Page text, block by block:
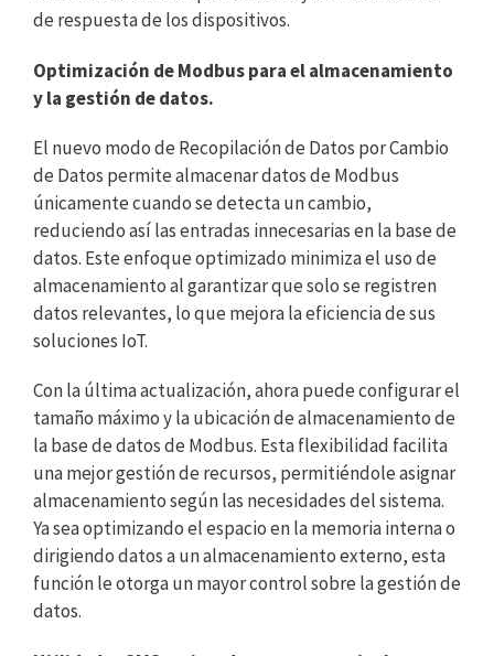
de respuesta de los dispositivos.
Optimización de Modbus para el almacenamiento
y la gestión de datos.
El nuevo modo de Recopilación de Datos por Cambio
de Datos permite almacenar datos de Modbus
únicamente cuando se detecta un cambio,
reduciendo así las entradas innecesarias en la base de
datos. Este enfoque optimizado minimiza el uso de
almacenamiento al garantizar que solo se registren
datos relevantes, lo que mejora la eficiencia de sus
soluciones IoT.
Con la última actualización, ahora puede configurar el
tamaño máximo y la ubicación de almacenamiento de
la base de datos de Modbus. Esta flexibilidad facilita
una mejor gestión de recursos, permitiéndole asignar
almacenamiento según las necesidades del sistema.
Ya sea optimizando el espacio en la memoria interna o
dirigiendo datos a un almacenamiento externo, esta
función le otorga un mayor control sobre la gestión de
datos.